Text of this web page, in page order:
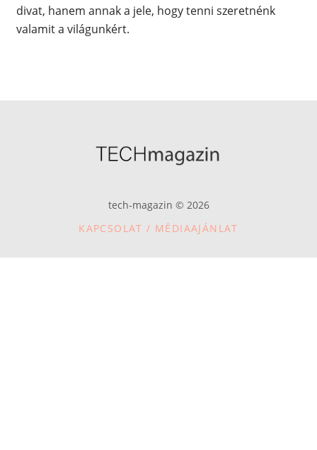
divat, hanem annak a jele, hogy tenni szeretnénk
valamit a világunkért.
tech-magazin © 2026
KAPCSOLAT / MÉDIAAJÁNLAT